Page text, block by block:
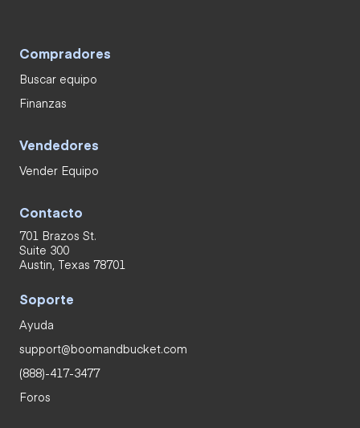
Compradores
Buscar equipo
Finanzas
Vendedores
Vender Equipo
Contacto
701 Brazos St.
Suite 300
Austin, Texas 78701
Soporte
Ayuda
support@boomandbucket.com
(888)-417-3477
Foros